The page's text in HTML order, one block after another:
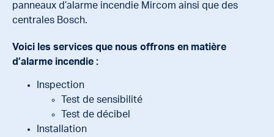
panneaux d’alarme incendie Mircom ainsi que des
centrales Bosch.
Voici les services que nous offrons en matière
d’alarme incendie :
Inspection
Test de sensibilité
Test de décibel
Installation